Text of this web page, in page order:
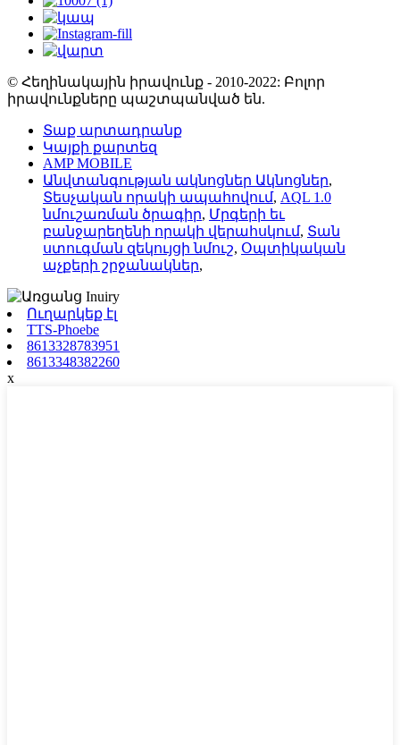
© Հեղինակային իրավունք - 2010-2022: Բոլոր
իրավունքները պաշտպանված են.
Տաք արտադրանք
Կայքի քարտեզ
AMP MOBILE
Անվտանգության ակնոցներ Ակնոցներ,
Տեսչական որակի ապահովում, AQL 1.0
նմուշառման ծրագիր, Մրգերի եւ
բանջարեղենի որակի վերահսկում, Տան
ստուգման զեկույցի նմուշ, Օպտիկական
աչքերի շրջանակներ,
Ուղարկեք էլ
TTS-Phoebe
8613328783951
8613348382260
x